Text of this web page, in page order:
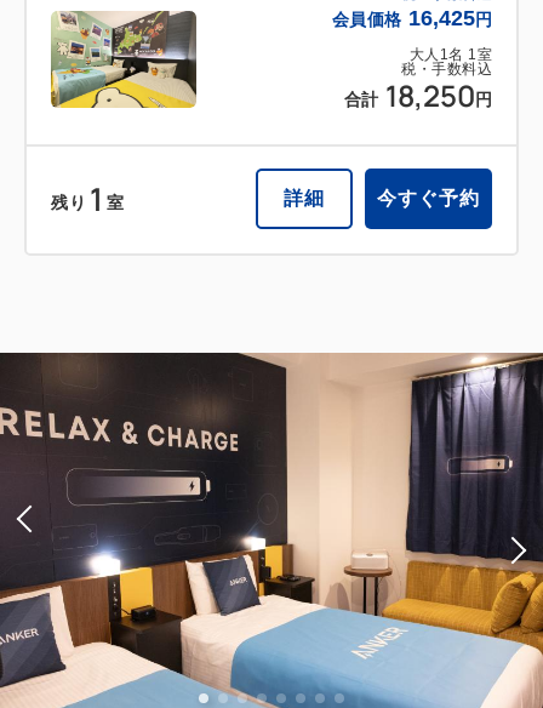
会員価格 16,425円
大人 1名 1室
税・手数料込
合計 18,250 円
残り 1 室 詳細 今すぐ予約